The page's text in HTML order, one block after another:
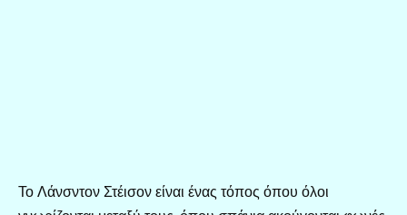
Το Λάνσντον Στέισον είναι ένας τόπος όπου όλοι